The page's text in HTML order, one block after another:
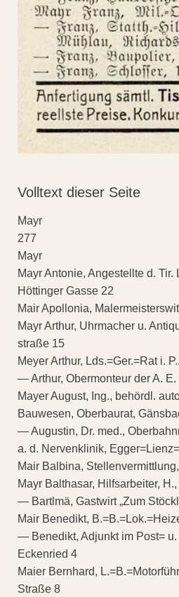
Volltext dieser Seite
Mayr
277
Mayr
Mayr Antonie, Angestellte d. Tir.
Höttinger Gasse 22
Mair Apollonia,
Mayr Arthur, Uhrmacher u.
straße 15
Meyer Arthur, Lds.=Ger.=Rat i.
— Arthur, Obermonteur der A.
Mayer August, Ing., behördl.
Bauwesen, Oberbaurat,
— Augustin, Dr. med.,
a. d. Nervenklinik,
Mair Balbina,
Mayr Balthasar, Hilfsarbeiter,
— Bartlmä, Gastwirt „Zum
Mair Benedikt,
— Benedikt, Adjunkt im Post= u.
Eckenried 4
Maier Bernhard,
Straße 8